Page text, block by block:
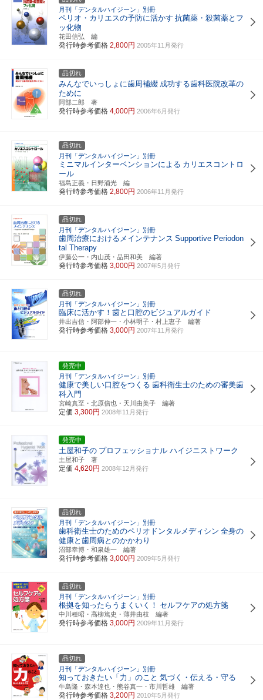
月刊「デンタルハイジーン」別冊
ペリオ・カリエスの予防に活かす 抗菌薬・殺菌薬とフ
ッ化物
花田信弘 編
発行時参考価格 2,800円 2005年11月発行
品切れ
みんなでいっしょに歯周補綴 成功する歯科医院改革の
ために
阿部二郎 著
発行時参考価格 4,000円 2006年6月発行
品切れ
月刊「デンタルハイジーン」別冊
ミニマルインターベンションによる カリエスコントロ
ール
福島正義・日野浦光 編
発行時参考価格 2,800円 2006年11月発行
品切れ
月刊「デンタルハイジーン」別冊
歯周治療におけるメインテナンス Supportive Periodon
tal Therapy
伊藤公一・内山茂・品田和美 編著
発行時参考価格 3,000円 2007年5月発行
品切れ
月刊「デンタルハイジーン」別冊
臨床に活かす！歯と口腔のビジュアルガイド
井出吉信・阿部伸一・小林明子・村上恵子 編著
発行時参考価格 3,000円 2007年11月発行
発売中
月刊「デンタルハイジーン」別冊
健康で美しい口腔をつくる 歯科衛生士のための審美歯
科入門
宮崎真至・北原信也・天川由美子 編著
定価 3,300円 2008年11月発行
発売中
土屋和子の プロフェッショナル ハイジニストワーク
土屋和子 著
定価 4,620円 2008年12月発行
品切れ
月刊「デンタルハイジーン」別冊
歯科衛生士のためのペリオドンタルメディシン 全身の
健康と歯周病とのかかわり
沼部幸博・和泉雄一 編著
発行時参考価格 3,000円 2009年5月発行
品切れ
月刊「デンタルハイジーン」別冊
根拠を知ったらうまくいく！ セルフケアの処方箋
中川種昭・高柳篤史・薄井由枝 編著
発行時参考価格 3,000円 2009年11月発行
品切れ
月刊「デンタルハイジーン」別冊
知っておきたい「力」のこと 気づく・伝える・守る
牛島隆・森本達也・熊谷真一・市川哲雄 編著
発行時参考価格 3,200円 2010年5月発行